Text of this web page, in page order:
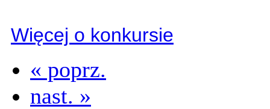
Więcej o konkursie
« poprz.
nast. »